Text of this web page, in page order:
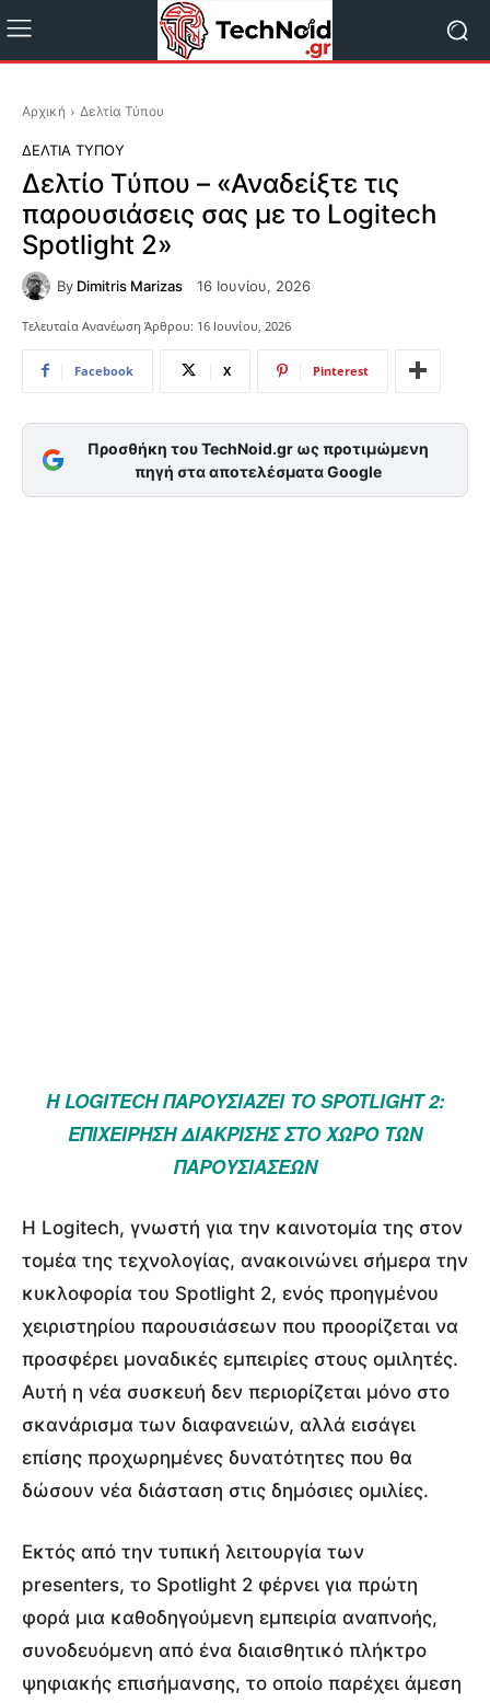
Αρχική Δελτία Τύπου
ΔΕΛΤΊΑ ΤΎΠΟΥ
Δελτίο Τύπου – «Αναδείξτε τις
παρουσιάσεις σας με το Logitech
Spotlight 2»
By Dimitris Marizas 16 Ιουνίου, 2026
Τελευταία Ανανέωση Άρθρου: 16 Ιουνίου, 2026
Facebook X Pinterest
Προσθήκη του TechNoid.gr ως προτιμώμενη
πηγή στα αποτελέσματα Google
Η LOGITECH ΠΑΡΟΥΣΙΆΖΕΙ ΤΟ SPOTLIGHT 2:
ΕΠΙΧΕΊΡΗΣΗ ΔΙΆΚΡΙΣΗΣ ΣΤΟ ΧΏΡΟ ΤΩΝ
ΠΑΡΟΥΣΙΆΣΕΩΝ
Η Logitech, γνωστή για την καινοτομία της στον
τομέα της τεχνολογίας, ανακοινώνει σήμερα την
κυκλοφορία του Spotlight 2, ενός προηγμένου
χειριστηρίου παρουσιάσεων που προορίζεται να
προσφέρει μοναδικές εμπειρίες στους ομιλητές.
Αυτή η νέα συσκευή δεν περιορίζεται μόνο στο
σκανάρισμα των διαφανειών, αλλά εισάγει
επίσης προχωρημένες δυνατότητες που θα
δώσουν νέα διάσταση στις δημόσιες ομιλίες.
Εκτός από την τυπική λειτουργία των
presenters, το Spotlight 2 φέρνει για πρώτη
φορά μια καθοδηγούμενη εμπειρία αναπνοής,
συνοδευόμενη από ένα διαισθητικό πλήκτρο
ψηφιακής επισήμανσης, το οποίο παρέχει άμεση